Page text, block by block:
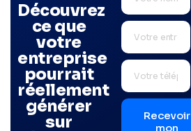
Découvrez
ce que
votre
entreprise
pourrait
réellement
générer
sur
Recevoir
mon